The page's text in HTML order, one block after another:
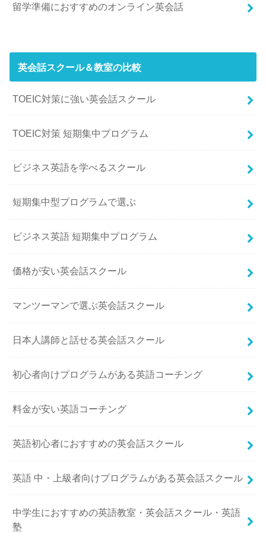
留学準備におすすめのオンライン英会話
英会話スクール＆教室の比較
TOEIC対策に強い英会話スクール
TOEIC対策 短期集中プログラム
ビジネス英語を学べるスクール
短期集中型プログラムで選ぶ
ビジネス英語 短期集中プログラム
価格が安い英会話スクール
マンツーマンで選ぶ英会話スクール
日本人講師と話せる英会話スクール
初心者向けプログラムがある英語コーチング
料金が安い英語コーチング
英語初心者におすすめの英会話スクール
英語 中・上級者向けプログラムがある英会話スクール
中学生におすすめの英語教室・英会話スクール・英語
塾